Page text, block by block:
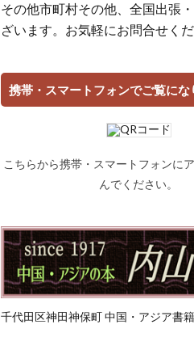
その他市町村その他、全国出張
ざいます。お気軽にお問合せくだ
携帯・スマートフォンでご覧にな
こちらから携帯・スマートフォンに
んでください。
千代田区神田神保町 中国・アジア書